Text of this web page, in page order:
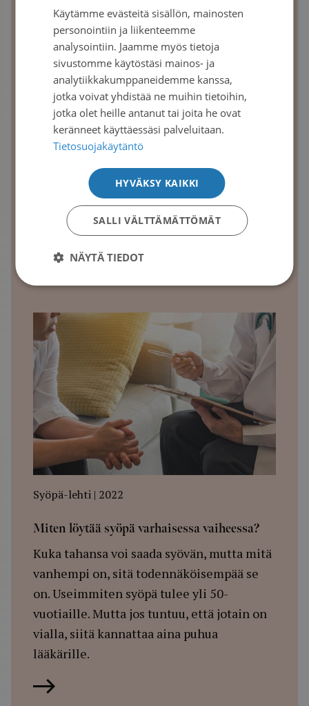
Syöpä-lehti | 2022
Muistokirjoitus äidilleni
Lasse Rautiaisen äiti kuoli haimasyöpään.
Syöpä-lehti | 2022
Miten löytää syöpä varhaisessa vaiheessa?
Kuka tahansa voi saada syövän, mutta mitä
vanhempi on, sitä todennäköisempää se
on. Useimmiten syöpä tulee yli 50-
vuotiaille. Mutta jos tuntuu, että jotain on
vialla, siitä kannattaa aina puhua
lääkärille.
Lue artikkeli
SWEDISH
Käytämme evästeitä sisällön, mainosten
personointiin ja liikenteemme
analysointiin. Jaamme myös tietoja
sivustomme käytöstäsi mainos- ja
analytiikkakumppaneidemme kanssa,
jotka voivat yhdistää ne muihin tietoihin,
jotka olet heille antanut tai joita he ovat
keränneet käyttäessäsi palveluitaan.
Tietosuojakäytäntö
HYVÄKSY KAIKKI
SALLI VÄLTTÄMÄTTÖMÄT
NÄYTÄ TIEDOT